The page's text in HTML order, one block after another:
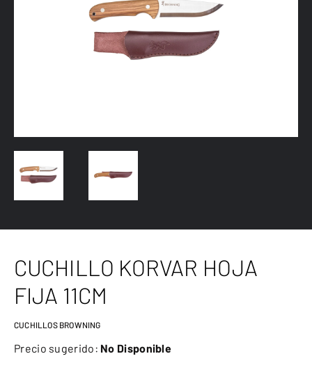
CUCHILLO KORVAR HOJA
FIJA 11CM
CUCHILLOS BROWNING
Precio sugerido: No Disponible